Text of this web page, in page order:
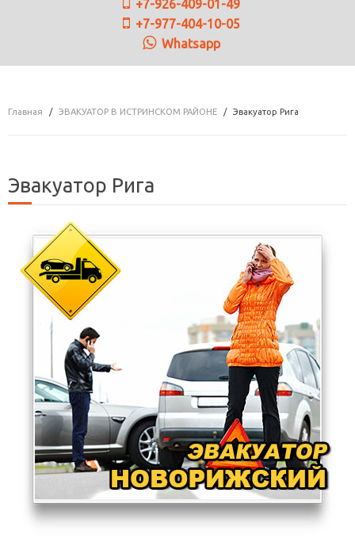
+7-926-409-01-49
+7-977-404-10-05
Whatsapp
Главная ЭВАКУАТОР В ИСТРИНСКОМ РАЙОНЕ Эвакуатор Рига
Эвакуатор Рига